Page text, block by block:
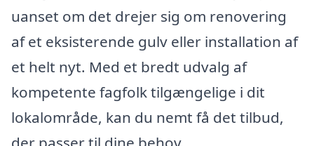
uanset om det drejer sig om renovering
af et eksisterende gulv eller installation af
et helt nyt. Med et bredt udvalg af
kompetente fagfolk tilgængelige i dit
lokalområde, kan du nemt få det tilbud,